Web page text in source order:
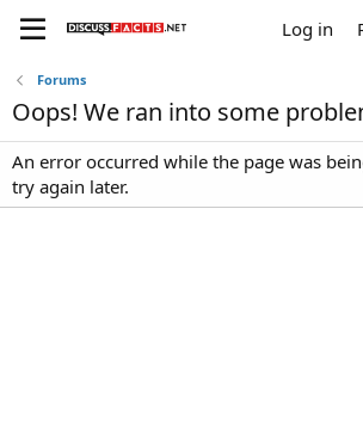
Log in
Forums
Oops! We ran into some
An error occurred while the page was
try again later.